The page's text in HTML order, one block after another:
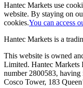
Hantec Markets use
website. By staying on
cookies.You can access
Hantec Markets is a
This website is owned
Limited. Hantec
number 2800583,
Cosco Tower, 183